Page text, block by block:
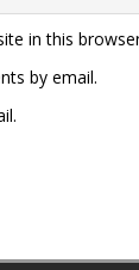
in this
by email.